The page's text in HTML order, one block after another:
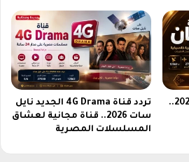
تردد قناة زمان نايل سات 2026..
تردد قناة 4G Drama الجديد نايل
سات 2026.. قناة مجانية لعشاق
المسلسلات المصرية